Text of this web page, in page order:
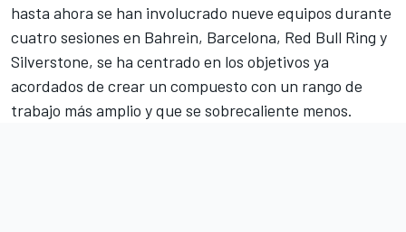
hasta ahora se han involucrado nueve equipos durante
cuatro sesiones en Bahrein, Barcelona, ​​ Red Bull Ring y
Silverstone, se ha centrado en los objetivos ya
acordados de crear un compuesto con un rango de
trabajo más amplio y que se sobrecaliente menos.